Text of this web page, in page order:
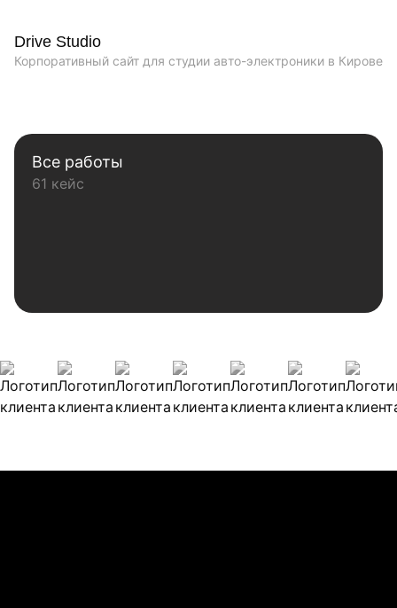
Drive Studio
Корпоративный сайт для студии авто-электроники в Кирове
Все работы
61 кейс
Наши клиенты